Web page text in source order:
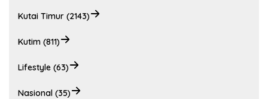
Kutai Timur (2143)
Kutim (811)
Lifestyle (63)
Nasional (35)